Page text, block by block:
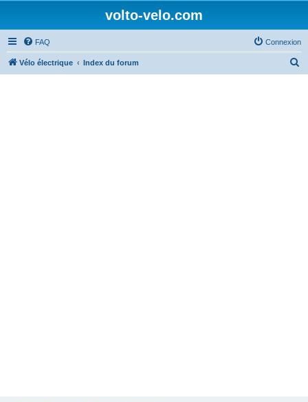
volto-velo.com
FAQ Connexion
Vélo électrique Index du forum